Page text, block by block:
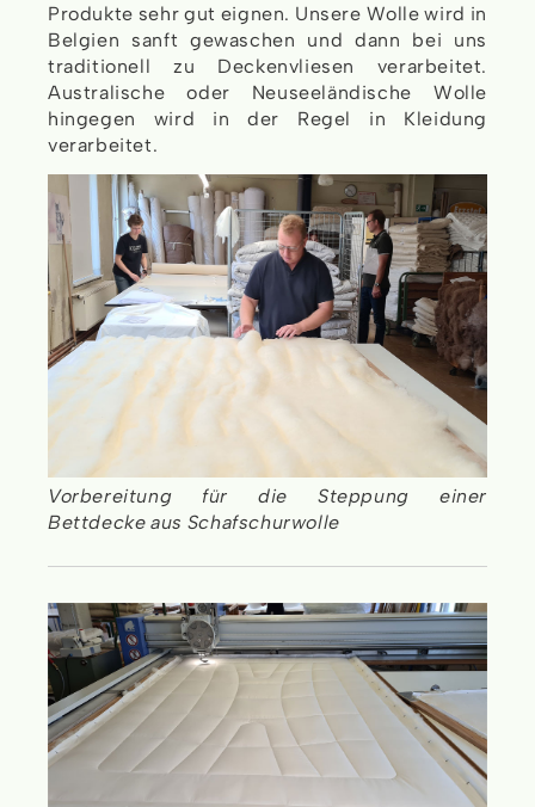
Produkte sehr gut eignen. Unsere Wolle wird in
Belgien sanft gewaschen und dann bei uns
traditionell zu Deckenvliesen verarbeitet.
Australische oder Neuseeländische Wolle
hingegen wird in der Regel in Kleidung
verarbeitet.
Vorbereitung für die Steppung einer
Bettdecke aus Schafschurwolle